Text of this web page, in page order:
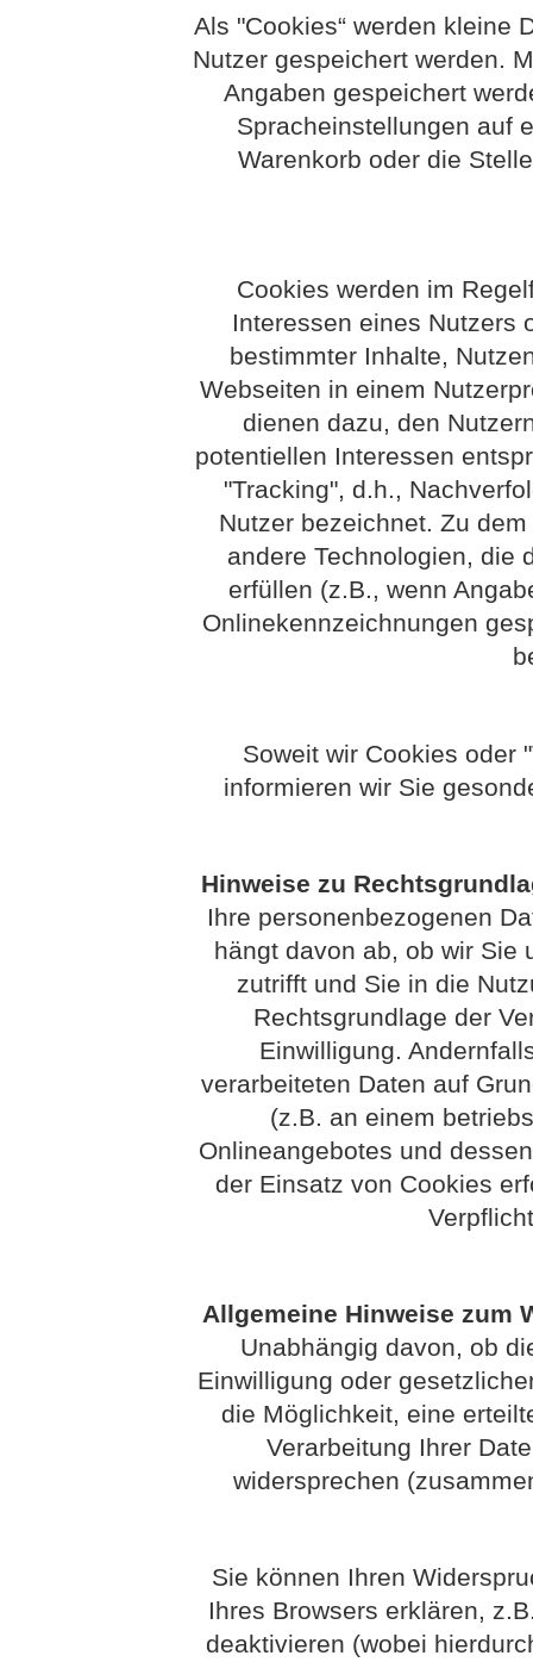
Als "Cookies“ werden kleine
Nutzer gespeichert werden.
Angaben gespeichert
Spracheinstellungen auf
Warenkorb oder die
Cookies werden im
Interessen eines Nutzers
bestimmter Inhalte,
Webseiten in einem
dienen dazu, den
potentiellen Interessen
"Tracking", d.h.,
Nutzer bezeichnet. Zu
andere Technologien, die
erfüllen (z.B., wenn
Onlinekennzeichnungen
Soweit wir Cookies oder
informieren wir Sie
Hinweise zu
Ihre personenbezogenen
hängt davon ab, ob wir Sie
zutrifft und Sie in die
Rechtsgrundlage der
Einwilligung.
verarbeiteten Daten auf
(z.B. an einem
Onlineangebotes und
der Einsatz von Cookies
Allgemeine Hinweise zum
Unabhängig davon, ob
Einwilligung oder
die Möglichkeit, eine
Verarbeitung Ihrer
widersprechen
Sie können Ihren
Ihres Browsers erklären,
deaktivieren (wobei